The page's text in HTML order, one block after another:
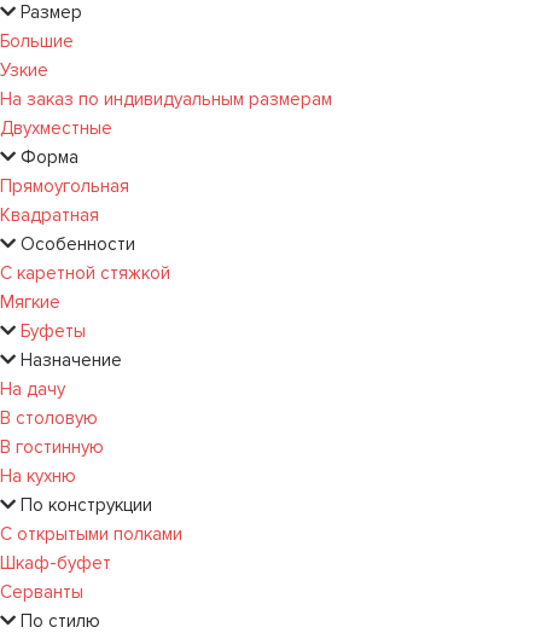
Размер
Большие
Узкие
На заказ по индивидуальным размерам
Двухместные
Форма
Прямоугольная
Квадратная
Особенности
С каретной стяжкой
Мягкие
Буфеты
Назначение
На дачу
В столовую
В гостинную
На кухню
По конструкции
С открытыми полками
Шкаф-буфет
Серванты
По стилю